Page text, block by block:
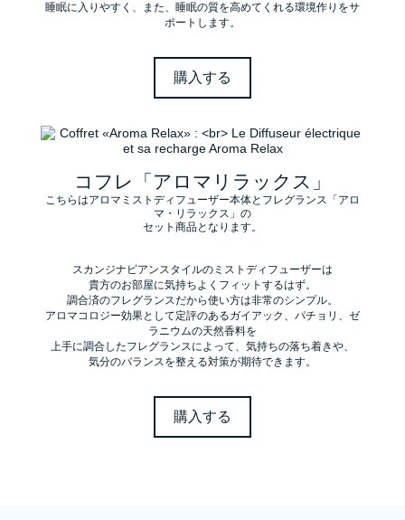
睡眠に入りやすく、また、睡眠の質を高めてくれる環境作りをサ
ポートします。
購入する
コフレ「アロマリラックス」
こちらはアロマミストディフューザー本体とフレグランス「アロ
マ・リラックス」の
セット商品となります。
スカンジナビアンスタイルのミストディフューザーは
貴方のお部屋に気持ちよくフィットするはず。
調合済のフレグランスだから使い方は非常のシンプル。
アロマコロジー効果として定評のあるガイアック、パチョリ、ゼ
ラニウムの天然香料を
上手に調合したフレグランスによって、気持ちの落ち着きや、
気分のバランスを整える対策が期待できます。
購入する